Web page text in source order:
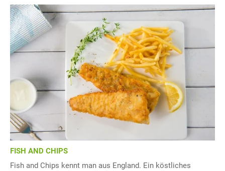
FISH AND CHIPS
Fish and Chips kennt man aus England. Ein köstliches